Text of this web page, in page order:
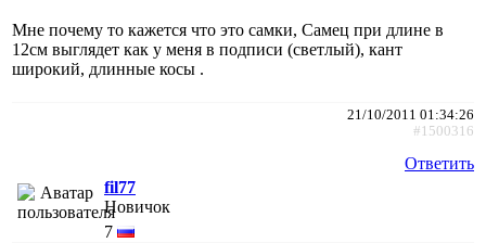
Мне почему то кажется что это самки, Самец при длине в
12см выглядет как у меня в подписи (светлый), кант
широкий, длинные косы .
21/10/2011 01:34:26
#1500316
Ответить
fil77
Новичок
7